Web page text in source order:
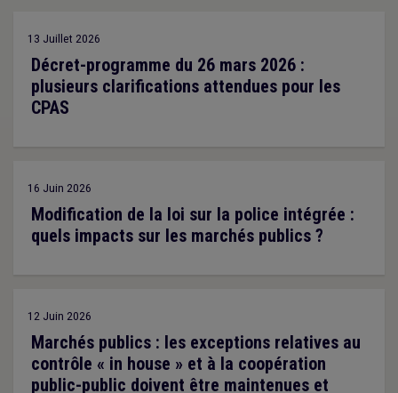
13 Juillet 2026
Décret-programme du 26 mars 2026 :
plusieurs clarifications attendues pour les
CPAS
16 Juin 2026
Modification de la loi sur la police intégrée :
quels impacts sur les marchés publics ?
12 Juin 2026
Marchés publics : les exceptions relatives au
contrôle « in house » et à la coopération
public-public doivent être maintenues et